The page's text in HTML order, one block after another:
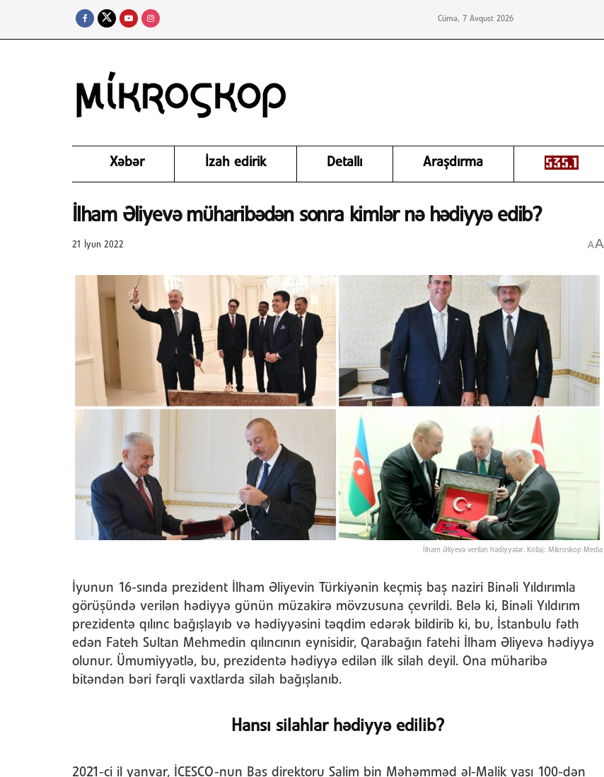
Cümə, 7 Avqust 2026
Xəbər İzah edirik Detallı Araşdırma
İlham Əliyevə müharibədən sonra kimlər nə hədiyyə edib?
21 İyun 2022 AA
İlham Əliyevə verilən hədiyyələr. Kollaj: Mikroskop Media
İyunun 16-sında prezident İlham Əliyevin Türkiyənin keçmiş baş naziri Binəli Yıldırımla
görüşündə verilən hədiyyə günün müzakirə mövzusuna çevrildi. Belə ki, Binəli Yıldırım
prezidentə qılınc bağışlayıb və hədiyyəsini təqdim edərək bildirib ki, bu, İstanbulu fəth
edən Fateh Sultan Mehmedin qılıncının eynisidir, Qarabağın fatehi İlham Əliyevə hədiyyə
olunur. Ümumiyyətlə, bu, prezidentə hədiyyə edilən ilk silah deyil. Ona müharibə
bitəndən bəri fərqli vaxtlarda silah bağışlanıb.
Hansı silahlar hədiyyə edilib?
2021-ci il yanvar, İCESCO-nun Baş direktoru Salim bin Məhəmməd əl-Malik yaşı 100-dən